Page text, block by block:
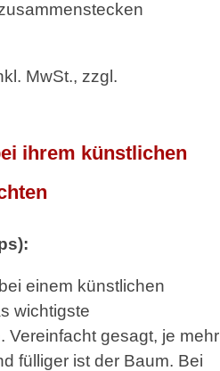
MwSt., zzgl.
ihrem künstlichen
einem künstlichen
wichtigste
Vereinfacht gesagt, je mehr
fülliger ist der Baum. Bei